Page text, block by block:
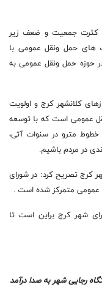
کثرت جمعیت و ضعف زیر
حمل ونقل عمومی با
حوزه حمل ونقل عمومی به
کلانشهر کرج و اولویت
عمومی است که با توسعه
خطوط مترو در سنوات آتی،
در مردم باشیم.
کرج تصریح کرد: در شورای
عمومی متمرکز شده است .
شهر کرج براین است تا
رجایی شهر به صدا درآمد